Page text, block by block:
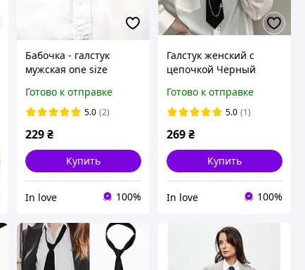
Бабочка - галстук
мужская one size
Готово к отправке
5.0 (2)
229 ₴
Купить
In love 100%
Галстук женский с
цепочкой Черный
Готово к отправке
5.0 (1)
269₴
Купить
In love 100%